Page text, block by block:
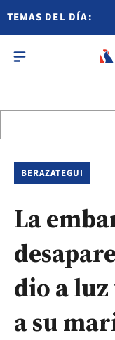
TEMAS DEL DÍA:
BERAZATEGUI
La
dio a
a su